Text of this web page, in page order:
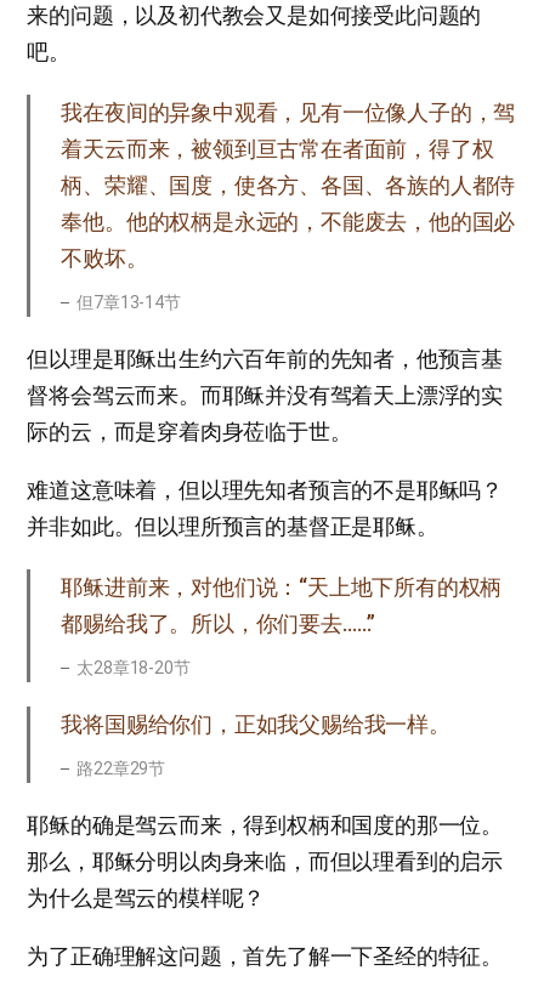
来的问题，以及初代教会又是如何接受此问题的
吧。
我在夜间的异象中观看，见有一位像人子的，驾
着天云而来，被领到亘古常在者面前，得了权
柄、荣耀、国度，使各方、各国、各族的人都侍
奉他。他的权柄是永远的，不能废去，他的国必
不败坏。
但7章13-14节
但以理是耶稣出生约六百年前的先知者，他预言基
督将会驾云而来。而耶稣并没有驾着天上漂浮的实
际的云，而是穿着肉身莅临于世。
难道这意味着，但以理先知者预言的不是耶稣吗？
并非如此。但以理所预言的基督正是耶稣。
耶稣进前来，对他们说：“天上地下所有的权柄
都赐给我了。所以，你们要去……”
太28章18-20节
我将国赐给你们，正如我父赐给我一样。
路22章29节
耶稣的确是驾云而来，得到权柄和国度的那一位。
那么，耶稣分明以肉身来临，而但以理看到的启示
为什么是驾云的模样呢？
为了正确理解这问题，首先了解一下圣经的特征。